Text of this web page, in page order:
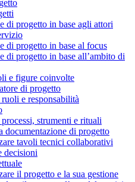
di progetto in base agli attori
di progetto in base al focus
di progetto in base all’ambito di
e figure coinvolte
di progetto
e responsabilità
strumenti e rituali
documentazione di progetto
tavoli tecnici collaborativi
decisioni
il progetto e la sua gestione